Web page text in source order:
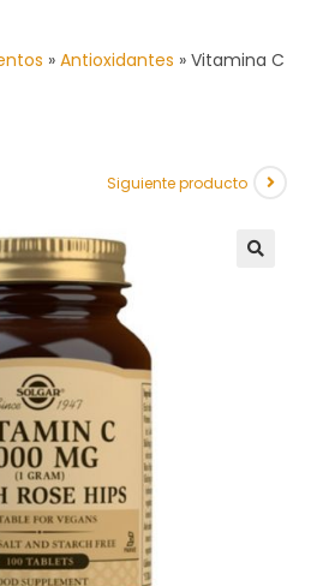
» Antioxidantes » Vitamina C
Siguiente producto